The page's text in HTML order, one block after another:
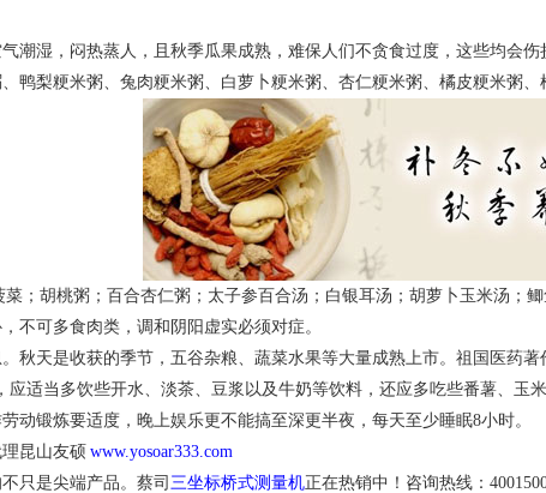
潮湿，闷热蒸人，且秋季瓜果成熟，难保人们不贪食过度，这些均会
鸭梨粳米粥、兔肉粳米粥、白萝卜粳米粥、杏仁粳米粥、橘皮粳米粥、
；胡桃粥；百合杏仁粥；太子参百合汤；白银耳汤；胡萝卜玉米汤；
不可多食肉类，调和阴阳虚实必须对症。
秋天是收获的季节，五谷杂粮、蔬菜水果等大量成熟上市。祖国医药
应适当多饮些开水、淡茶、豆浆以及牛奶等饮料，还应多吃些番薯、
动锻炼要适度，晚上娱乐更不能搞至深更半夜，每天至少睡眠8小时。
昆山友硕 www.yosoar333.com
只是尖端产品。蔡司 三坐标桥式测量机正在热销中！咨询热线：